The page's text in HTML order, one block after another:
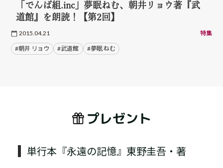
「でんぱ組.inc」夢眠ねむ、朝井リョウ著『武
道館』を朗読！【第2回】
2015.04.21 特集
#朝井 リョウ #武道館 #夢眠 ねむ
プレゼント
単行本『永遠の記憶』東野圭吾・著